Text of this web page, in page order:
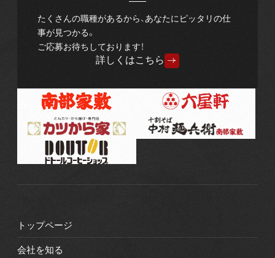
たくさんの職種があるから、あなたにピッタリの仕
事が見つかる。
ご応募お待ちしております！
詳しくはこちら
トップページ
会社を知る